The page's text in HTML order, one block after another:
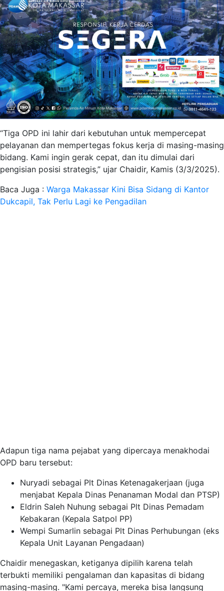
“Tiga OPD ini lahir dari kebutuhan untuk mempercepat
pelayanan dan mempertegas fokus kerja di masing-masing
bidang. Kami ingin gerak cepat, dan itu dimulai dari
pengisian posisi strategis,” ujar Chaidir, Kamis (3/3/2025).
Baca Juga : Warga Makassar Kini Bisa Sidang di Kantor
Dukcapil, Tak Perlu Lagi ke Pengadilan
Adapun tiga nama pejabat yang dipercaya menakhodai
OPD baru tersebut:
Nuryadi sebagai Plt Dinas Ketenagakerjaan (juga
menjabat Kepala Dinas Penanaman Modal dan PTSP)
Eldrin Saleh Nuhung sebagai Plt Dinas Pemadam
Kebakaran (Kepala Satpol PP)
Wempi Sumarlin sebagai Plt Dinas Perhubungan (eks
Kepala Unit Layanan Pengadaan)
Chaidir menegaskan, ketiganya dipilih karena telah
terbukti memiliki pengalaman dan kapasitas di bidang
masing-masing. "Kami percaya, mereka bisa langsung